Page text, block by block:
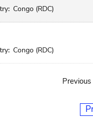
Congo (RDC)
Congo (RDC)
Previous